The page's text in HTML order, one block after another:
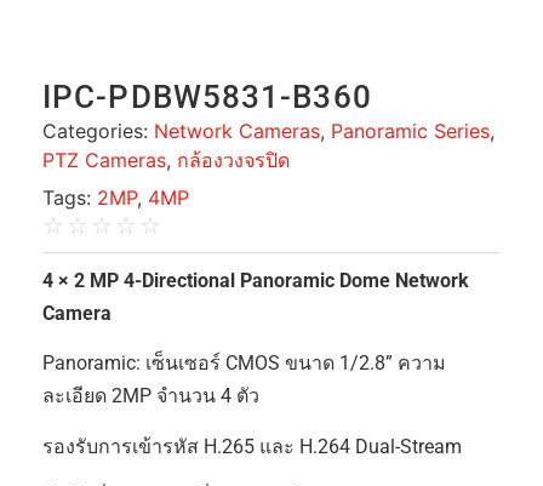
IPC-PDBW5831-B360
Categories: Network Cameras, Panoramic Series,
PTZ Cameras, กล้องวงจรปิด
Tags: 2MP, 4MP
☆ ☆ ☆ ☆ ☆
4 × 2 MP 4-Directional Panoramic Dome Network
Camera
Panoramic: เซ็นเซอร์ CMOS ขนาด 1/2.8” ความ
ละเอียด 2MP จำนวน 4 ตัว
รองรับการเข้ารหัส H.265 และ H.264 Dual-Stream